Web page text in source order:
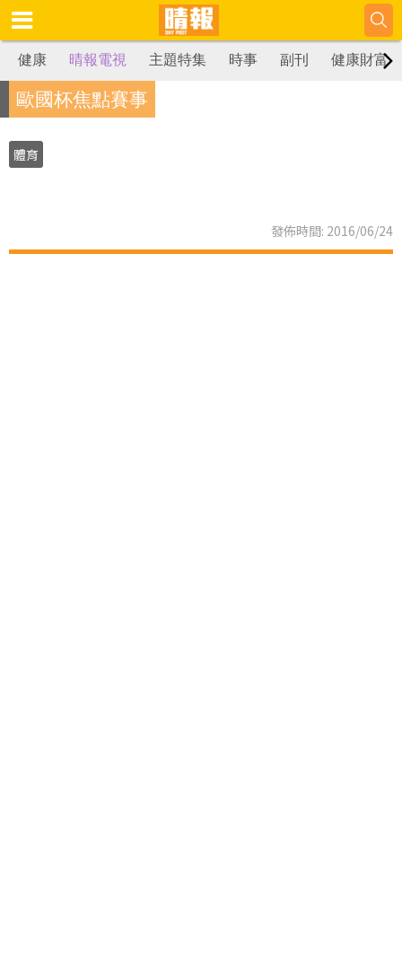
健康 晴報電視 主題特集 時事 副刊 健康財富
歐國杯焦點賽事
體育
發佈時間: 2016/06/24